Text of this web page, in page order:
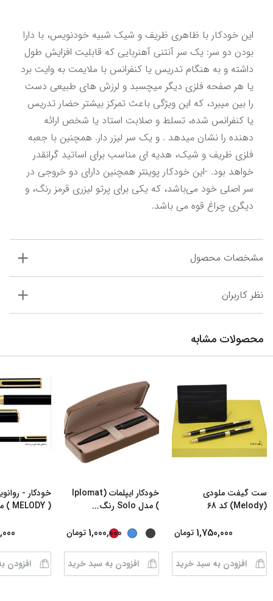
دیگری چراغ قوه می باشد.
مشخصات محصول
نظر کاربران
محصولات مشابه
ست گیفت ملودی
(Melody) کد 68
1,750,000 تومان
افزودن به سبد خرید
خودکار ایپلمات (Iplomat
) مدل Solo رنگ
...
1,000,000 تومان
افزودن به سبد خرید
خودکار -
( MELODY ) مدل
افزودن